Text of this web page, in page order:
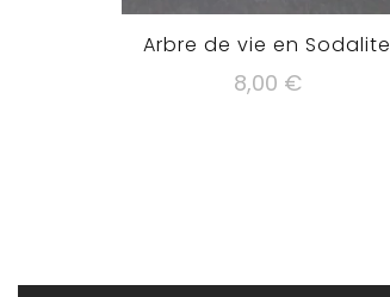
Arbre de vie en Sodalite
8,00 €